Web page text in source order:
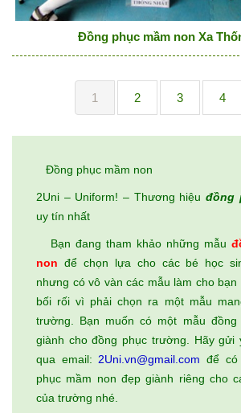
Đồng phục mầm non Xa
1 2 3 4
Đồng phục mầm non
2Uni – Uniform! – Thương hiệu đồng
uy tín nhất
Bạn đang tham khảo những mẫu
non để chọn lựa cho các bé học
nhưng có vô vàn các mẫu làm cho bạn
bối rối vì phải chọn ra một mẫu
trường. Bạn muốn có một mẫu đồng
giành cho đồng phục trường. Hãy gửi
qua email: 2Uni.vn@gmail.com để có
phục mầm non đẹp giành riêng cho
của trường nhé.